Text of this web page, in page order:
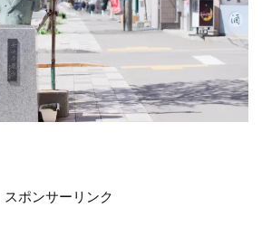
スポンサーリンク